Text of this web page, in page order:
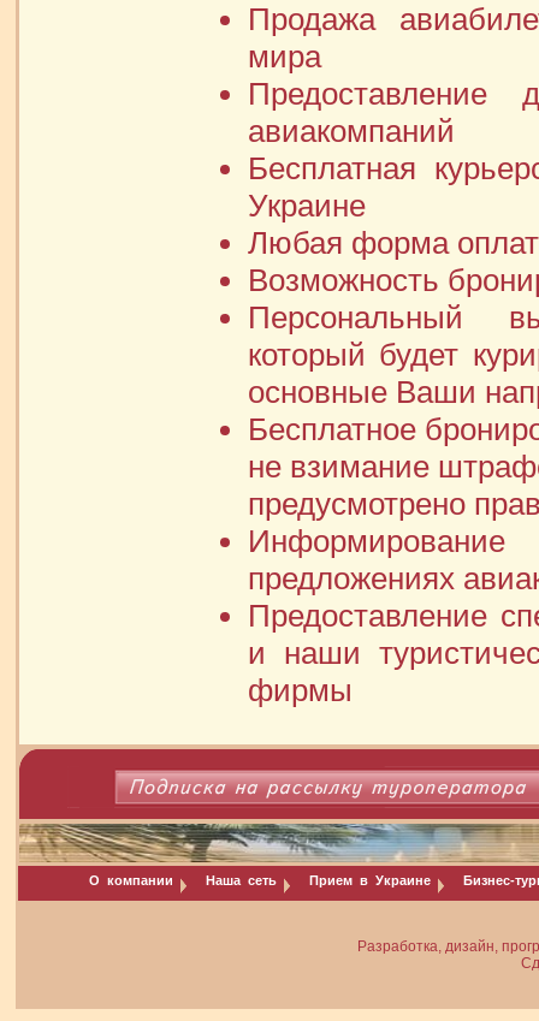
Продажа
мира
Предоставление
авиакомпаний
Бесплатная
Украине
Любая форма
Возможность
Персональный
который будет
основные Ваши
Бесплатное
не взимание
предусмотрено
предложениях
Предоставление
и наши
фирмы
О компании Наша сеть Прием в Украине Бизнес-
Разработка, дизайн,